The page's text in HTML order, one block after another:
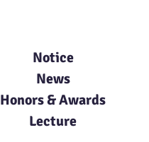
Notice
News
Honors & Awards
Lecture